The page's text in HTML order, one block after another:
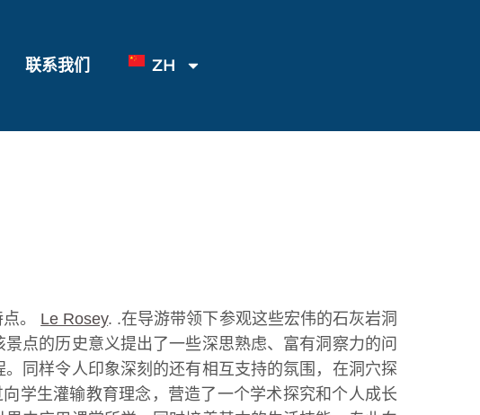
联系我们 ZH
。 Le Rosey. .在导游带领下参观这些宏伟的石灰岩洞
点的历史意义提出了一些深思熟虑、富有洞察力的问
同样令人印象深刻的还有相互支持的氛围，在洞穴探
学生灌输教育理念，营造了一个学术探究和个人成长